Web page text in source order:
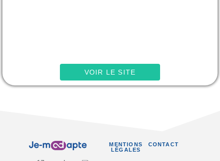
VOIR LE SITE
MENTIONS
LÉGALES
CONTACT